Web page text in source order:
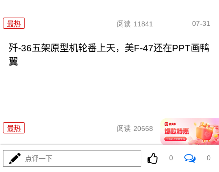
最热 阅读 11841 07-31
歼-36五架原型机轮番上天，美F-47还在PPT画鸭
翼
最热 阅读 20668 07-31
特朗普官宣“哈马斯缴械”，内塔尼
亚胡不认账
点评一下 0 0